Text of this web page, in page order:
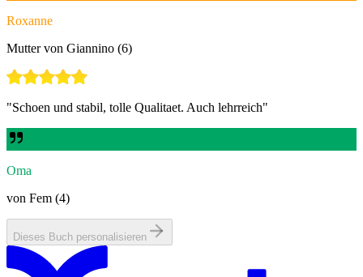
Roxanne
Mutter von Giannino (6)
"Schoen und stabil, tolle Qualitaet. Auch lehrreich"
Oma
von Fem (4)
Dieses Buch personalisieren